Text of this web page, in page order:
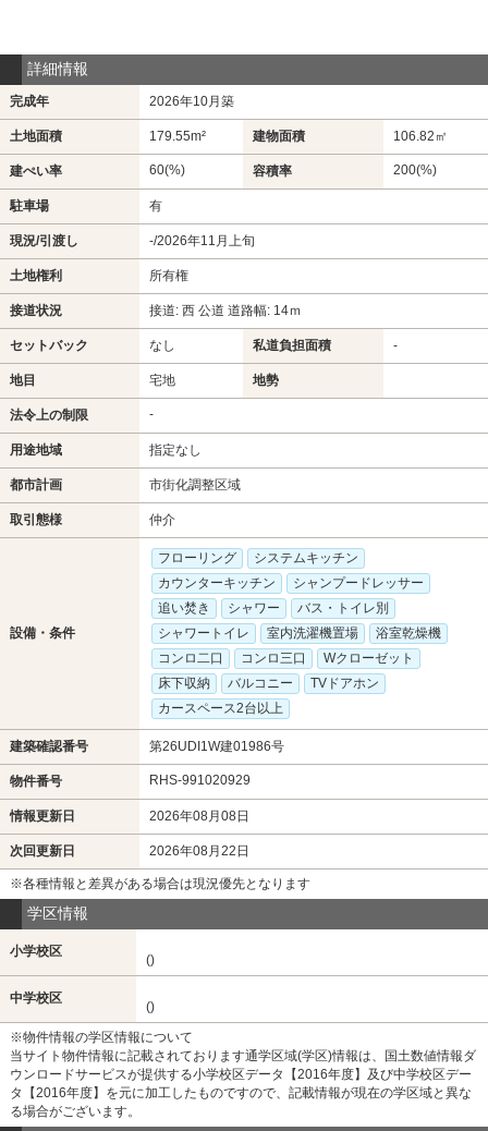
詳細情報
完成年 2026年10月築
土地面積 179.55m² 建物面積 106.82㎡
建ぺい率 60(%) 容積率 200(%)
駐車場 有
現況/引渡し -/2026年11月上旬
土地権利 所有権
接道状況 接道: 西 公道 道路幅: 14ｍ
セットバック なし 私道負担面積 -
地目 宅地 地勢
法令上の制限 -
用途地域 指定なし
都市計画 市街化調整区域
取引態様 仲介
設備・条件
フローリング
システムキッチン
カウンターキッチン
シャンプードレッサー
追い焚き
シャワー
バス・トイレ別
シャワートイレ
室内洗濯機置場
浴室乾燥機
コンロ二口
コンロ三口
Wクローゼット
床下収納
バルコニー
TVドアホン
カースペース2台以上
建築確認番号 第26UDI1W建01986号
物件番号 RHS-991020929
情報更新日 2026年08月08日
次回更新日 2026年08月22日
※各種情報と差異がある場合は現況優先となります
学区情報
小学校区
()
中学校区
()
※物件情報の学区情報について
当サイト物件情報に記載されております通学区域(学区)情報は、国土数値情報ダ
ウンロードサービスが提供する小学校区データ【2016年度】及び中学校区デー
タ【2016年度】を元に加工したものですので、記載情報が現在の学区域と異な
る場合がございます。